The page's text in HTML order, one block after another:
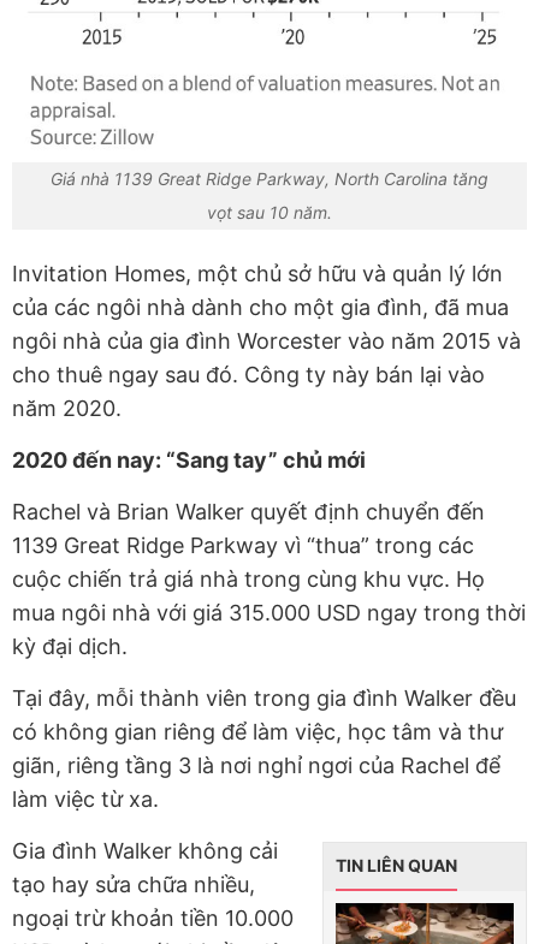
Giá nhà 1139 Great Ridge Parkway, North Carolina tăng
vọt sau 10 năm.
Invitation Homes, một chủ sở hữu và quản lý lớn
của các ngôi nhà dành cho một gia đình, đã mua
ngôi nhà của gia đình Worcester vào năm 2015 và
cho thuê ngay sau đó. Công ty này bán lại vào
năm 2020.
2020 đến nay: “Sang tay” chủ mới
Rachel và Brian Walker quyết định chuyển đến
1139 Great Ridge Parkway vì “thua” trong các
cuộc chiến trả giá nhà trong cùng khu vực. Họ
mua ngôi nhà với giá 315.000 USD ngay trong thời
kỳ đại dịch.
Tại đây, mỗi thành viên trong gia đình Walker đều
có không gian riêng để làm việc, học tâm và thư
giãn, riêng tầng 3 là nơi nghỉ ngơi của Rachel để
làm việc từ xa.
TIN LIÊN QUAN
Gia đình Walker không cải
tạo hay sửa chữa nhiều,
ngoại trừ khoản tiền 10.000